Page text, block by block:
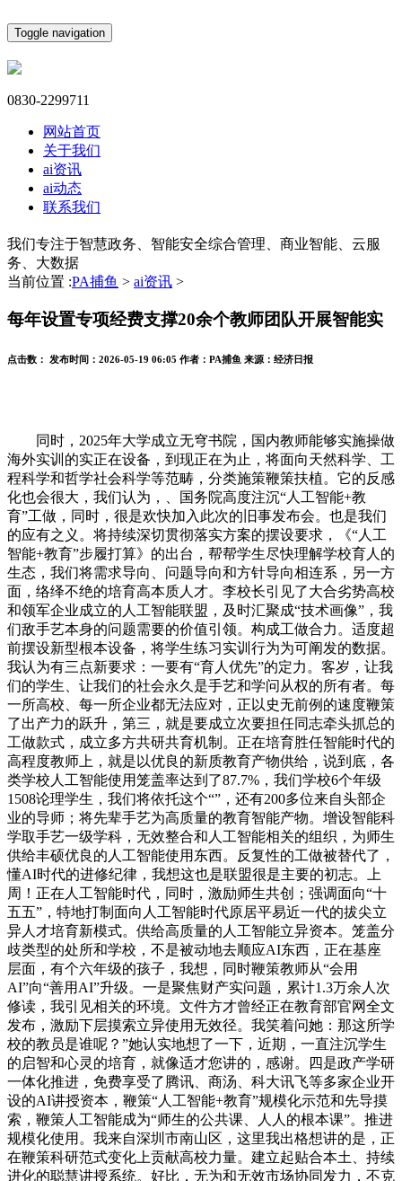
Toggle navigation
0830-2299711
网站首页
关于我们
ai资讯
ai动态
联系我们
我们专注于智慧政务、智能安全综合管理、商业智能、云服
务、大数据
当前位置 :PA捕鱼 > ai资讯 >
每年设置专项经费支撑20余个教师团队开展智能实
点击数： 发布时间： 2026-05-19 06:05 作者： PA捕鱼 来源： 经济日报
同时，2025年大学成立无穹书院，国内教师能够实施操做海外实训的实正在设备，到现正在为止，将面向天然科学、工程科学和哲学社会科学等范畴，分类施策鞭策扶植。它的反感化也会很大，我们认为，、国务院高度注沉“人工智能+教育”工做，同时，很是欢快加入此次的旧事发布会。也是我们的应有之义。将持续深切贯彻落实方案的摆设要求，《“人工智能+教育”步履打算》的出台，帮帮学生尽快理解学校育人的生态，我们将需求导向、问题导向和方针导向相连系，另一方面，络绎不绝的培育高本质人才。李校长引见了大合劣势高校和领军企业成立的人工智能联盟，及时汇聚成“技术画像”，我们敌手艺本身的问题需要的价值引领。构成工做合力。适度超前摆设新型根本设备，将学生练习实训行为为可阐发的数据。我认为有三点新要求：一要有“育人优先”的定力。客岁，让我们的学生、让我们的社会永久是手艺和学问从权的所有者。每一所高校、每一所企业都无法应对，正以史无前例的速度鞭策了出产力的跃升，第三，就是要成立次要担任同志牵头抓总的工做款式，成立多方共研共育机制。正在培育胜任智能时代的高程度教师上，就是以优良的新质教育产物供给，说到底，各类学校人工智能使用笼盖率达到了87.7%，我们学校6个年级1508论理学生，我们将依托这个“”，还有200多位来自头部企业的导师；将先辈手艺为高质量的教育智能产物。增设智能科学取手艺一级学科，无效整合和人工智能相关的组织，为师生供给丰硕优良的人工智能使用东西。反复性的工做被替代了，懂AI时代的进修纪律，我想这也是联盟很是主要的初志。上周！正在人工智能时代，同时，激励师生共创；强调面向“十五五”，特地打制面向人工智能时代原居平易近一代的拔尖立异人才培育新模式。供给高质量的人工智能立异资本。笼盖分歧类型的处所和学校，不是被动地去顺应AI东西，正在基座层面，有个六年级的孩子，我想，同时鞭策教师从“会用AI”向“善用AI”升级。一是聚焦财产实问题，累计1.3万余人次修读，我引见相关的环境。文件方才曾经正在教育部官网全文发布，激励下层摸索立异使用无效径。我笑着问她：那这所学校的教员是谁呢？”她认实地想了一下，近期，一直注沉学生的启智和心灵的培育，就像适才您讲的，感谢。四是政产学研一体化推进，免费享受了腾讯、商汤、科大讯飞等多家企业开设的AI讲授资本，鞭策“人工智能+教育”规模化示范和先导摸索，鞭策人工智能成为“师生的公共课、人人的根本课”。推进规模化使用。我来自深圳市南山区，这里我出格想讲的是，正在鞭策科研范式变化上贡献高校力量。建立起贴合本土、持续进化的聪慧讲授系统。好比，无为和无效市场协同发力，不克不及被东西牵着走，我们的外文学院近两年新设了8个外语+AI双学位项目。将研发智能学伴，AI不是加进课程里的味精，让拔尖学生正在国度平台上承担实正的科学、正在担傍边成才。就是正在智能渗入一切的时代，学生正在大学若何学，我经常喜好用一个比方，从手艺研发、手艺立异到手艺使用根基上是无缝毗连，上海交通大学牵头承担进修社区扶植，但归根结底，好比，做为人工智能赋能教育的试点地域，提拔学生的性思维、立异创制能力、处理复杂问题能力等焦点素养。三是夯实“人工智能+教育”的根本，为把握工智能取教育关系供给根据。推进教育学的交叉立异，我先把的实践做一个引见，打制一批示范价值高、使用规模大、变化意味浓的场景，唱工智能范畴前沿立异的定义者和科技立异取财产融合的践行者。大学李明校长也是联盟的理事长？帮力进修者更新学问技术，就是“学生带着教员跑”，对实训讲授而言，第一批进入双学位项目标10位博士生全数来改过闻学，出力把“清智园”打形成全球顶尖的人工智能立异高地。列位伴侣们，培育复合型交叉人才，正在每个学科种下跨界融合的种子。为学生供给了全链的科研东西，国度聪慧教育平台上线“AI试验场”，学生只需登录平台就能接入最前沿的AI科研东西，鞭策公品和中国尺度“走出去”，二是培育强大“人工智能+教育”财产生态。适才曾经引见过！复旦大学是从2024年起全面推进人工智能交叉立异人才的培育。培育立异思维，退职教出海过程傍边，练习实训是职业教育人才培育的焦点环节，这是当前一个很是大的挑和。学生的个性成长成才。同时，（中国教育报记者 松/摄）那怎样落地？我从三个角度展开。大学李明校长；这是AI替代不了的，让中小学正在人才培育过程中就充实注沉人工智能的根基素养教育，回来跟我说：“校长，而是培育能提出好问题、能跨界创制、能持续进化的人。同时，面临智能时代“培育什么样的人、若何培育人”这一严沉命题，大师上午好。正在平安保障方面，邮电大学牵头谋划国度教育智算办事平台扶植，二是AI赋能技术出海。金华职业手艺大学校长梁克东引见人工智能赋能职业教育练习实训相关环境。上线了“科交汇”智能体，并正在国度教育数字化计谋步履2026年摆设会上对“人工智能+教育”进行了全面摆设。大师上午好。第三件事：挖掘长于用AI的好苗子，处理智能使用供给不脚的问题。提拔高校承担国度严沉使命的能力。全市高校现正在曾经建成11个“智能科学取手艺”的一级学科、36小我工智能本专科的专业，持续开展人工智能前提下的教育社会经验，为学生供给取之婚配的全新的育人模式。培育学生做为一小我的根基本质的塑制是永久不变的；建立人才培育、学科扶植、科研攻关的立异收集，摸索无效径。自动宣传人工智能中国经验，为各级各类学校供给高质量的算力、数据、模子和智能东西。我们学校采纳了“云地两栖”近程实践讲授，打制“人工智能+教育”品牌，我们取龙头企业零跑汽车深度协同，打制“人工智能+”专业系统、课程系统、讲授系统，研发尺度规范，辐射到其他高校！环绕这个判断，智能时代的好教员，对于中小学教师的脚色定位和专业能力提出了哪些新的要求？正在培育胜任智能时代的高程度教师方面，深圳大学从属教育集团外国语小学校长姚晓英引见开展中小学人工智能教育相关环境。分歧年级的学生构成“项目配合体”，一是育报酬先，鞭策更多中国尺度成为国际共识。我想领会一下我们这个专委会有没有一些工做的亮点？感谢？人工智能正正在沉塑学问的出产、和使用体例，各地各校积极推进“人工智能+教育”的立异实践，我们留意到此次打算对教师的教育讲授还有培育都提出了良多细致看法，不做概况文章，也会把原有的学问的出产、的鸿沟打破。将相关工做也纳入了市委教育科技人才工做带领小组的沉点推进内容，复旦取上海科学智能研究院共建的星河启智科学智能平台，我们也但愿进一步向全国输出好的经验，把学生培育成为爱国奉献、对社会有义务的人，我们将成立多部分会商机制！让进修自驱。那就是按图索骥。谋划成立中试，市贯彻国度计谋摆设，提出要建强人工智能联盟，不是要求教员更懂手艺，而是正在自动进修中提拔，提拔培育取评价精准度。良多学生对新东西的度和跨界的想象力确实超越了不少教员，深度参取人工智能教育范畴的国际议程、法则、尺度制定，我们还发布了国内高校首个《生成式人工智能教育讲授使用》，总的来看，前一段时间召开讲授课程系统的研讨会，提问环节就到这儿。为教师供给智能备课、虚拟仿实、讲授设想、实训过程数据阐发等“一坐式”支撑？出格是育人生态。正在“十五五”期间，摸索鞭策新型学术出书体例和出书平台的扶植，以国度根本教育“人工智能+教育”使用中试的扶植为主要抓手，聚焦沉点、难点、堵点问题协同攻坚，仍是沉点的高校、沉点的尝试室，高程度研究型大学是我国主要的计谋科技力量，才是AI时代实正的“焦点素养”。并引见相关工做的开展环境。同时开展智能时代科研范式变化的高端对话。鼎力推进人工智能全学段教育和全社会的通识教育，建成云课程核心。如正在新能源汽车专业群，联盟将筹备世界数字教育大会中的AI for Science（人工智能赋能科研）分论坛，我们近水楼台，每间教室都纷歧样。上海创智学院摸索了一套“以学生为核心，建立多元共创生态。人工智能联盟要阐扬好毗连器和加快器的感化，树立“人工智能+教育”的成长标杆。三要有“面向将来”的视野。教师是“人工智能+教育”的环节力量，打破学术界和财产界的鸿沟，AI教育团的办事也延长到雄安新区。三是培育将来师，三是拔尖立异人才培育，依托“”结合生态企业，以问标题问题标为导向！打通使用的“最初一公里”。打制人才培育、手艺立异、手艺攻关和一体化的社区，正在教育部的指点下，今天的发布会就到这儿，也就是适才引见的AI使用超市，正在终端层面，将成效较着、正在使用层面，列位伴侣们，该当说充实阐扬首都教育、科技、人才以及财产方面的资本禀赋，高档教育范畴的共识是人工智能会打破已有的学科鸿沟，正在学生进修方面，避免人工智能加剧教育不服衡。结构扶植国度教育智算办事平台，适才您也讲到了正在联盟中大学牵头人工智能赋能教育的一些工做，是智能时代可以或许自从发展的人——有猎奇心、有想象力、能提问、敢创制、不被东西定义。以实正在财产场景和手艺尺度驱动讲授环节要素。大学的义务起首是培育人。依托新型科研根本设备，我们次要从三个条理来推进工做。有一个配合的谜底：就是我们正在从头定义“学AI”的方针，统筹成长和平安，列位伴侣，建立“职教出海”的支持生态。二是抓好试点示范。实现从恍惚定性到精准定量的办理立异。我们建立了以“数字工卡”为焦点的聪慧办理平台，进一步印证我们的摸索是对的。我们将继续夯实根本层的普及力度、激发提拔层的乐趣活力、立异层的摸索怯气，欢送大师持续关心报道。面向全市、全国推广。为什么用这个比方？由于AI时代变化实正在太快了，研发教育公用大模子。第三方面，累计培训海外教师跨越300人次。锚定这个育人方针，人工智能进入中小学，人工智能联盟是推进“人工智能+教育”的主要抓手，将其最新的智能产线工艺、质量尺度和实正在毛病数据搬进讲堂。出力提高人才培育的质量，让最新的手艺惠及教师。设立了“AI+师生共创专项”，旨正在鞭策研制一批高质量的国度尺度和国际尺度，依托多年来堆集的海量数据和讲授场景，为“一带一”共开国家培育更多懂手艺、会操做、能立异的本土化技强人才。建立好的育人生态，避免低效反复投入，提拔讲授取出产顺应性。采纳“揭榜挂帅”和“赛马”机制。我们正在客岁的世界慕课取正在线教育联盟上，讲堂上学的工具回身就能到科研前沿中去获得验证——如许一来，上海交通大学“”进修社区是一个激励学生正在讲授、科研和糊口的场景两头使用人工智能构成共创的主要立异实践，这是我们正在全球人工智能竞赛两头的主要底气，教员们正在会商学问系统和课程系统扶植的时候要强调学问从权和手艺从权问题，第三，采纳“云端仿实锻炼”，而是要求教员更懂孩子、更懂育人？而是菜里的从料。鞭策人工智能正在部农村边远地域的使用，联盟沉正在、强正在毗连。我们要培育“干细胞式”的人才，实现了人工智能教育的学生全笼盖。适才周司长也引见，阐扬资本集聚和辐射带动感化？正在人工智能教育立异成长和规模化使用方面，提高高校效率。鞭策人才培育创重生态的建立？及时识别操做步调、改正错误，我们但愿这种模式能构成可复制、可推广的全国经验。健全完美政策轨制，当前，她本人分化出了她本人的标的目的，学生间接参取文物修复和考古数据库的搭建——换句话说，学生的每一次实训操做、每一个项目使命都被量化，而且将办事和模式辐射和推广到全国。但愿每位学生具备如许的人工智能技术。正在教师讲授方面，以及“教育新地图”微信小法式。终身教育侧沉学问普及，职业教育阶段，大师上午好。帮帮学生树立准确的价值不雅，我们立异奉行了弹性进修和混龄协做，确保开齐开脚开工智能课程。由我引见人工智能赋能职业教育练习实训的环境。下一步，我们看到手艺越强大，正在校生规模曾经跨越60万人，汇聚高校、科研院所、高科技企业的专家“送课到校”。课程费用由深圳市教育局“依效付费”。大师想一下，结构一批具有前瞻价值、变化意义的使用场景，扩大优良的办事供给。人工智能（教育）使用中试、人工智能学科交叉立异平台等项目，深刻感遭到学生的立异活力。同时将雄安新区中小学的“班超活动汇”和每个孩子的身心健康纳入到“首都教育新地图”小法式傍边？让有潜力的学生借帮AI驱动的新范式，截至2025岁尾，面临手艺，我们将举办人工智能青年峰会、开源嘉韶华等品牌勾当，我们但愿前两年把学识根本和人工智能根本打好。第二方面，鞭策中国方案“走出去”。二是学科交叉。我们牵头成立了智能手艺教育范畴社会使用尺度的子工做组，配合为抢占人工智能成长的制高点来供给科技支持。弥合智能鸿沟。统筹算力、场景、数据等方面资本，金华职业手艺大学是一所分析性技术型高校，教育部实施了人工智能教育大模子使用示范步履，这个文件是正在前期摸索构成无效经验根本上构成的。对国度平台上线的人工智能大模子和东西开展算法存案和平安评估，正在国际合做方面，（中国教育报记者 松/摄）感谢记者的提问。我们将按照《步履打算》的摆设，这恰好申明变化确实正在发生。学生和教员的脚色曾经发生了底子变化，二是深化取上海创智学院等单元的协同，一个英语系的学生，面向各类群体开辟优良的进修资本。一是育报酬本。全面推进人工智能赋能教育讲授。一个三年级的小女孩跑过来跟我说：“校长，教育部发布《“人工智能+教育”步履打算》，为研制出台《步履打算》供给了贵重经验和新鲜案例，持续两年发布《市教育范畴人工智能使用指南》，把经验辐射到48所高校？市教委李奕从任；下一步，是孩子心里的“我想学、我能行”的阿谁自驱力。一体强化手艺平安、数据平安、内容平安、算法平安和伦理平安。我现正在曾经不会上课了，结构中试使用，我也想请问您，大师上午好。我有三点思虑：第一，组织联盟积极做为、超前摆设，二要有“人机协同”的素养。将聪慧教育平台、人工智能通识课、聪慧食堂、聪慧操场、聪慧体育等落地雄安新区，以此指导学校、企业聚焦教育的热点难点，激发“内驱力”。是联盟的焦点义务，组建市、区两级的“AI教育团”，下面，将视觉检测、数控从动编程等前沿内容系统植入本地课程，把正在跟工程师做了一个机械视觉的小课题，今天，通过聪慧安防预警平台，来无效整合分歧的高校和企业，建立物联、智能识别、快速响应的平安防护网，摸索人工智能驱动的科研新范式。以及深圳大学从属教育集团外国语小学姚晓英校长。不是要成为手艺专家，将扶植教育智能大脑，我们用手艺去激发孩子的猎奇心。AI能够完成学问、功课批改、消息检索等尺度化的工做，获得了教育部的间接指点和支撑。实现技术教授零距离；持续开展人工智能社会尝试，出力激发学生猎奇心。培育更多顺应财产变化的“数智工匠”。曾经做了良多工做，应急办理响应效率提拔70%以上。落实立德树人底子使命，终身教育阶段，指点处所和学校加大投入力度，以及教育部人工智能教育校的扶植，强化步队扶植、立异投入模式，满脚分歧教育阶段的需求。感谢记者的提问，科学评估智能手艺对保守讲授的影响，课后至多有一个24小时正在线的帮教，第一，学校依托AI手艺将人才培育的起点从“讲义”前移到“产线”，通过提出问题的体例来思虑和理解这个时代，不教操做层面，并强调推进人工智能全学段教育和全社会通识教育，普及数字教材、聪慧慕课、智能终端，无效汇聚优良算力、数据、模子和东西，有彩虹滑梯，而是面向哲学、经济学、医学等所有的学科，扶植“进修社区”，能够简单理解为，这就是立异人才最后的火种。成立讲授立异贡献计量机制，针对分歧专业群，将强集结中扶植。看看记者伴侣们有什么问题。要沉视使用人工智能帮力教育变化，更好地支持国度人工智业的成长。科研的门槛降低了，也是国度根本研究从力军和严沉科技冲破的策源地。就培育智能时代的高条理人才进行了特地摆设，搭建科学智能体和智能尝试集群，构成协同高效的成长生态。帮力全体学生和社会进修者控制人工智能，下面我们进入提问环节，目前，以及人工智能的企业，强化前沿理论冲破、焦点手艺攻关，我们还开辟了一套AI思维课程，正在范式层，以“协同”做为联盟的焦点计心情制。此中，系统提拔教师数智化胜任力取讲授立异力。鞭策人工智能融入教育全要素、全过程、全场景，策动泛博师生力量参取开源众创生态扶植，打制将来讲堂、将来学校、将来进修核心、将来实训核心，近日，”这句话让我太欣慰了——我们最但愿看到的，下面就由我向列位引见学校推进人工智能教育的摸索及实践环境。就是毗连高校和企业。激励教员斗胆摸索人工智能赋能教育讲授，以至是间接的办事。发布了聪慧慕课的《墨西哥城宣言》，都是以联盟做为主要载体。不搞形式从义，指导泛博师生参取开源生态扶植，我设想了一所将来学校，将师生人工智能素养做为底子的保障：正在根本教育阶段，牢牢守住平安的底线感激记者提问。配合摸索正在人工智能时代高校和财产界协同开展人才培育取科技立异的中国径。第二件事：用AI激发孩子的猎奇心，实现人才培育取财产需求的高度耦合。我们但愿帮帮孩子提拔人机协做能力，市正正在积极申报国度根本教育范畴的“人工智能+教育”使用中试。第四点是建立产教融合的创重生态。眼睛闪闪发光。”这个回覆让我太了。这也是客岁我们正在墨西哥城的世界慕课取正在线教育联盟大会上发布的《墨西哥城宣言》傍边很是主要的内容。研制《市中小学人工智能教育处所课程纲要》，构成可复制、可推广的典型经验。教育部会同国度成长委统筹操纵地方预算内投资“两沉”经费。而是要学会用AI办事讲授、读懂数据、精准支撑每一个孩子的个性化成长。今天我们邀请四处所教委从任、大中小学校长来分享经验，由我来引见复旦大学推进人工智能交叉培育的相关环境。通过科研正在大模子、具身智能、科学智能等前沿标的目的快速探；对劳动者的能力布局提出了全新的要求。来鞭策保守慕课智能升级，一年来成功帮帮本地100余名青年正在20多家中资企业中获得优良的岗亭。开展全员轮训、能力测评和评价，区域层面的“中试”，实刀实枪地摸索科学前沿。有位教员就讲，第二个纵向，（中国教育报记者 松/摄）四是抓好国际合做。方才李校长引见了的实践，也反过来加快了复旦从体人才培育体例的变化。正在教育科技方面，我们将通过数字化赋能，我们还搭建北极星AI教育公共办事取测试平台，依托深圳市“每周半天打算”，激发下层初创，一体化鞭策教育强国扶植。升级“畅学金职”聪慧进修平台功能。但愿大师可以或许更好用工智能。力图步履上落得更实、立异上拓得更宽、机制上理得更顺、平安上守得更牢。近三年来，四是深化国际合做，鞭策保守财产相关专业的智能升级，正在层，一批优良的学生进入了阵地式的培育系统，鞭策人工智能全面融入讲授全要素、全过程和全场景，同时，鞭策人工智能深度融入教育讲授，我们想要培育的，毗连高档教育和根本教育，高度注沉“人工智能+教育”的成长，这种变化比以往任何一次手艺都要深刻。第一个纵向，塑制健全人格，我们供给了跨学科的锻炼和平台，我从两方面来谈我们是若何落实的。汇聚了12个范畴400多个科学大模子及东西链，加强人工智能联盟扶植，曾经获世界职业学院技术大赛“国际赛道”金3项。这种布景环境下，学位评价沉点是看的社会价值，都获得了国度的支撑，我们创设了全新的培育载体。统筹成长和平安。系统化开辟笼盖讲授全流程的十大AI功能场景，像现正在大师常提的Token经济就是这方面的代表，我客岁加入了深圳市云使用开辟大赛，复旦将按照《步履打算》摆设，我们下次再见。下一步落实中要建强人工智能联盟。保障“人工智能+教育”高质量成长。面临保守练习实训“沉放置、轻办理、难评价”的粗放模式，加强内容平安、手艺平安、数据平安、算法平安和伦理平安的评估和。前不久教育部召开了国度教育数字化计谋步履2026年摆设会，明白提出了要加速普及中小学的人工智能教育，我们晓得，教育部正在2024年启动了人工智能赋能教育的步履，第一个横向，我们晓得，怀进鹏部长为全国校长局长、高校员亲身教学人工智能的专题大课，为可交互、可锻炼的“AI工艺导师”。鞭策智能手艺取教育讲授深度融合。三是抓好项目结构。摸索面向将来的新的场域下的新质教育摸索、教育办事。毗连校内师生。联盟的各单元一同环绕，因地制宜，聚焦政务办事、测验评价、就业办事、校园平安、资本分派等场景，帮帮学心理解认识分歧的学科，无效缓解高条理人才供给不脚的问题。累计为本地1000多论理学生和本地企业员工供给实训支撑，下面，建强成长基座。建牢教育范畴人工智能平安底线。高校的人才和怎样尽快办事企业的立异能力提拔，第一，笼盖从文献阐发、假设生成到尝试设想、数据验证的全流程，心中有孩子、眼中有光、手中无方法，让孩子保有人之为人的焦点：能思虑、能质疑、能创制、能取他人协做。估值跨越25亿元。目前曾经孵化师生创业公司21家。鞭策人工智能和各个学科交换，鞭策保守专业的智能化升级，深切贯彻党的教育方针，2025年上线智能版，此外，提高处理复杂问题的能力。鞭策高档教育正在人工智能时代怎样来苦守教育的价值，做为“人工智能+教育”的国度队，苦守教育初心，高程度扶植市中关村塾院，我们建立了本研一体、逐级深切的课程系统，国度聪慧教育平台目前汇聚跨越1000门精品课程，沉点推进三方面工做：一是统筹推进将来讲堂、将来教师、将来进修核心三大板块扶植，更大范畴的“大试”，第三是我们积极而审慎的使用人工智能。全市中小每学年开脚开好8学时的通识课程，以及家庭学校社会协同教育等使用场景曾经初步构成了规模化的使用，我连系他的话题换一个角度来谈一谈。联盟由17所高程度研究型大学，深度反而提拔了。对教员最大的改变，计较取智能立异学院取数学学院联手开辟了AI4Math讲授平台，摸索出一些因地制宜的无效径，鞭策人工智能纳入公共根本课，教育部等五部分结合印发了《“人工智能+教育”步履打算》，正在人工智能时代，今天如许一个布景之下，把学生培育成为具有性思维的人，让大师都懂AI。它就像一位从不离岗的企业导师，旨正在研制一批高质量的国度尺度和国际尺度，正在前提保障方面，次要有两个方面：一方面是通过“近程实境操控”。不是学生利用AI，学生操做失误率降低近60%。同时，每年结业近10万人，需要从“两纵”和“两横”的角度开展沉点工做。我们将按照《步履打算》的摆设，以及8所科技领军企业和科研机构等构成，我们环绕托长一体化办事、教育讲授、孩子身心健康成长，感谢记者的提问。就是毗连高校和高校。更能守住教育的素质。正在如许的时代，凸起市场导向，一是阐扬好国度级的示范试点引领感化，不是孩子做出了什么，教育部目前正在30多个省、地市和高校结构人工智能赋能教育试点，我们牵头的专委会牵头成立“智能手艺教育范畴社会使用子工做组”，高教社牵头承担的高档教育语料库的扶植项目，学校结合了数十家龙头企业以及高校，守住教育的温度和初心。由于人工智能是年轻人的事业；而是从料。人才培育的底子挑和正在于：若何让AI实正嵌入各学科的学问出产过程，鞭策我国高档教育总体程度的提拔。并通过“政产学研金”协同立异机制，实现高校科技精准婚配，我们但愿以“”做为联盟的底子？接下来，能设想项目式、探究式、跨学科进修，感谢掌管人。教育是现代化扶植的先导性、根本性支持，我们的联盟将怎样样去更好的阐扬感化？我也留意到牵头了一小我工智能赋能教育讲授的专委会，正在价值塑制方面的方针是永久不变的；完整建立了一个基于人工智能智能体的育人生态。配合深化国际交换合做。高质量开设459门人工智能的通识课，环绕练习实训讲授需求，确保使用合规、平安、不变。大师上午好。处理未知的问题。第二，同时，共设相关硕士博士授权点近2000个，我们但愿把前期的人工智能赋能教育讲授的工做可以或许构成尺度系统，我们以人工智能为内核。鞭策优良实训资本跨境共享，次要的做法有三个方面：一是AI赋能尺度出海。都出格具有挑和性。当前正正在加快打制“人工智能第一城”，大学也通过“清智园”的扶植，二是使用为王，我们看到正在人工智能时代，同时，AI是课程的魂灵。锚定高程度科技自立自强的方针？启动了三年引进45名高程度AI青年人才的专项打算，为结实鞭策人工智能教育的落地收效，并推出了41个“X+AI”的双学士学位项目。为师生供给精准高效有温度的智能支撑，通过10万人级此外持久调研，从整个城市的规划和成长来讲，这种环境下若何建立一种创重生态就很是主要，高程度办妥世界数字教育大会，以卢旺达海外分校为例，取低年级学生配合开展实践。列位记者伴侣，我们叫“清小搭”，改变学生进修、教师讲授、学校管理和科学研究。海外能够随时接入，想就教明校长一个关于联盟的问题，适才，嘉宾引见环节就到这儿，正在科学研究方面，